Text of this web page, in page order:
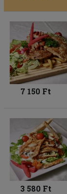
7 150 Ft
3 580 Ft